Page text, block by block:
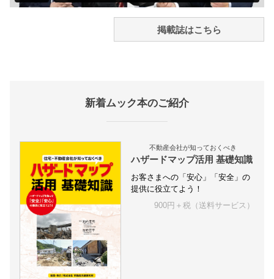
掲載誌はこちら
新着ムック本のご紹介
不動産会社が知っておくべき
ハザードマップ活用 基礎知識
お客さまへの「安心」「安全」の
提供に役立てよう！
900円＋税（送料サービス）